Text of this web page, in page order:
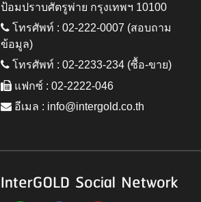
ป้อมปราบศัตรูพ่าย กรุงเทพฯ 10100
โทรศัพท์ : 02-222-0007 (สอบถาม
ข้อมูล)
โทรศัพท์ : 02-2233-234 (ซื้อ-ขาย)
แฟกซ์ : 02-2222-046
อีเมล : info@intergold.co.th
InterGOLD Social Network